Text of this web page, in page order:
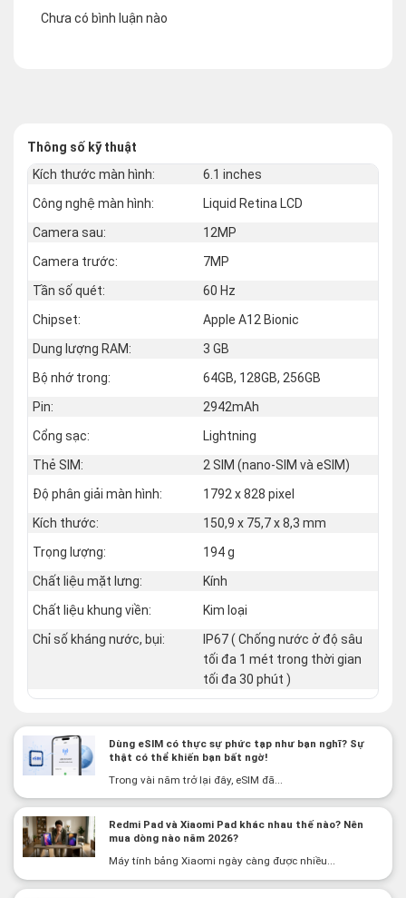
Chưa có bình luận nào
Thông số kỹ thuật
Kích thước màn hình:
6.1 inches
Công nghệ màn hình:
Liquid Retina LCD
Camera sau:
12MP
Camera trước:
7MP
Tần số quét:
60 Hz
Chipset:
Apple A12 Bionic
Dung lượng RAM:
3 GB
Bộ nhớ trong:
64GB, 128GB, 256GB
Pin:
2942mAh
Cổng sạc:
Lightning
Thẻ SIM:
2 SIM (nano‑SIM và eSIM)
Độ phân giải màn hình:
1792 x 828 pixel
Kích thước:
150,9 x 75,7 x 8,3 mm
Trọng lượng:
194 g
Chất liệu mặt lưng:
Kính
Chất liệu khung viền:
Kim loại
Chỉ số kháng nước, bụi:
IP67 ( Chống nước ở độ sâu
tối đa 1 mét trong thời gian
tối đa 30 phút )
Dùng eSIM có thực sự phức tạp như bạn nghĩ? Sự
thật có thể khiến bạn bất ngờ!
Trong vài năm trở lại đây, eSIM đã...
Redmi Pad và Xiaomi Pad khác nhau thế nào? Nên
mua dòng nào năm 2026?
Máy tính bảng Xiaomi ngày càng được nhiều...